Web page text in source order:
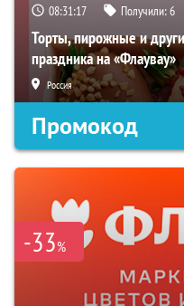
08:31:16 Получили:6
Торты, пирожные и
праздника на «Флаувау»
Россия
Промокод
-33%